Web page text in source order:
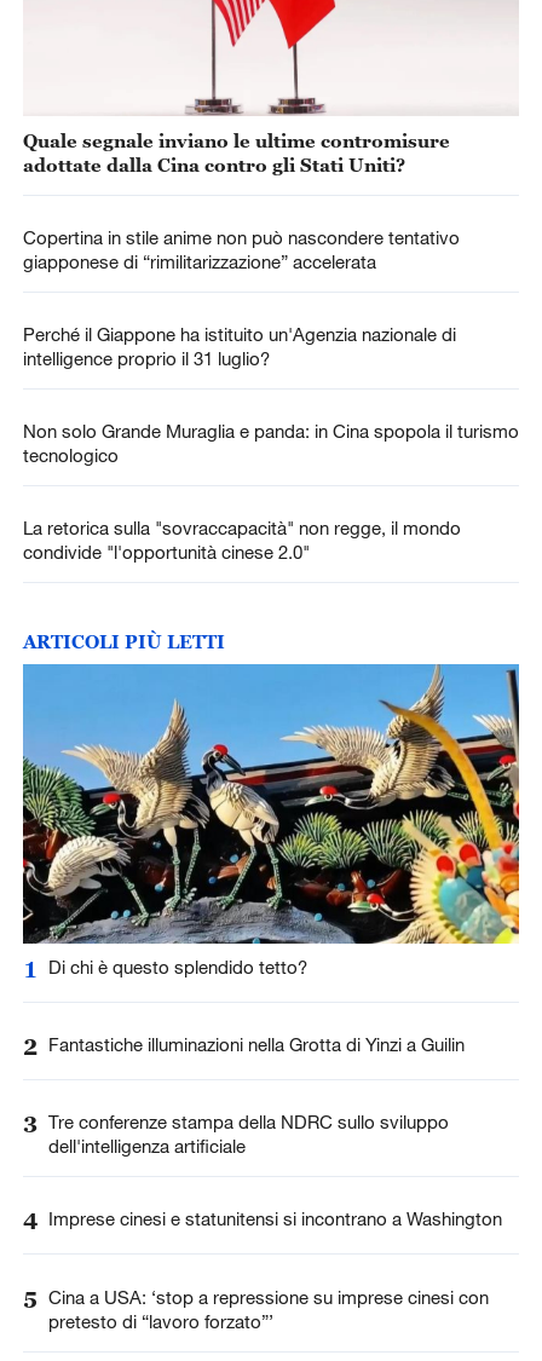
Quale segnale inviano le ultime contromisure
adottate dalla Cina contro gli Stati Uniti?
Copertina in stile anime non può nascondere tentativo
giapponese di “rimilitarizzazione” accelerata
Perché il Giappone ha istituito un'Agenzia nazionale di
intelligence proprio il 31 luglio?
Non solo Grande Muraglia e panda: in Cina spopola il turismo
tecnologico
La retorica sulla "sovraccapacità" non regge, il mondo
condivide "l'opportunità cinese 2.0"
ARTICOLI PIÙ LETTI
1 Di chi è questo splendido tetto?
2 Fantastiche illuminazioni nella Grotta di Yinzi a Guilin
3 Tre conferenze stampa della NDRC sullo sviluppo
dell'intelligenza artificiale
4 Imprese cinesi e statunitensi si incontrano a Washington
5 Cina a USA: ‘stop a repressione su imprese cinesi con
pretesto di “lavoro forzato”’